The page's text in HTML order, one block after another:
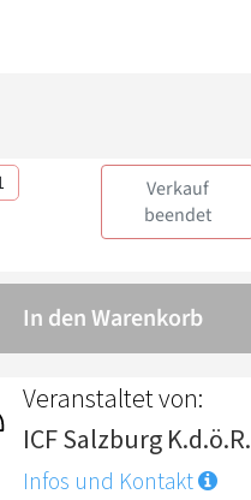
Veranstaltet von:
ICF Salzburg K.d.ö.R.
Infos und Kontakt